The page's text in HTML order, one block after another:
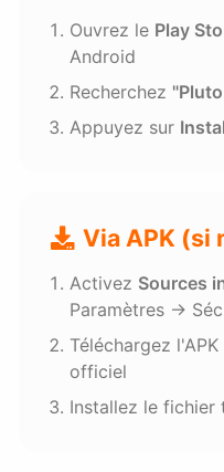
Ouvrez le Play
Android
Recherchez
Appuyez sur
Via APK (si
Activez Sources
Paramètres →
Téléchargez
officiel
Installez le fichier